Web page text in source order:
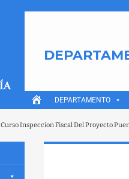
DEPARTAMENTO
Curso Inspeccion Fiscal Del Proyecto